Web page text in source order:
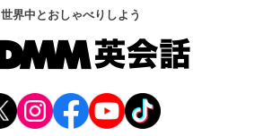
世界中とおしゃべりしよう